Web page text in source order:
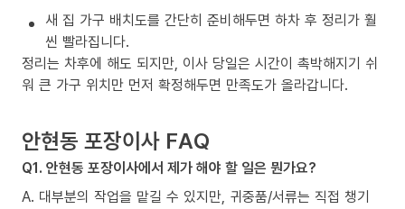
새 집 가구 배치도를 간단히 준비해두면 하차 후 정리가 훨
씬 빨라집니다.
정리는 차후에 해도 되지만, 이사 당일은 시간이 촉박해지기 쉬
워 큰 가구 위치만 먼저 확정해두면 만족도가 올라갑니다.
안현동 포장이사 FAQ
Q1. 안현동 포장이사에서 제가 해야 할 일은 뭔가요?
A. 대부분의 작업을 맡길 수 있지만, 귀중품/서류는 직접 챙기